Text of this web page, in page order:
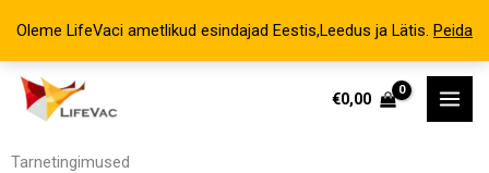
Oleme LifeVaci ametlikud esindajad Eestis,Leedus ja Lätis. Peida
Skip
€0,00
Tarnetingimused